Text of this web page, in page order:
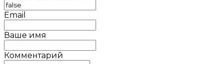
Email
Ваше имя
Комментарий